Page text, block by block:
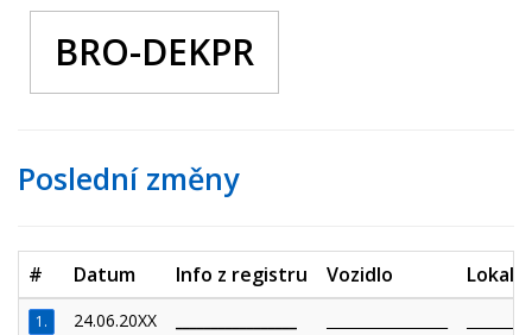
BRO-DEKPR
Poslední změny
# Datum Info z registru Vozidlo
1. 24.06.20XX